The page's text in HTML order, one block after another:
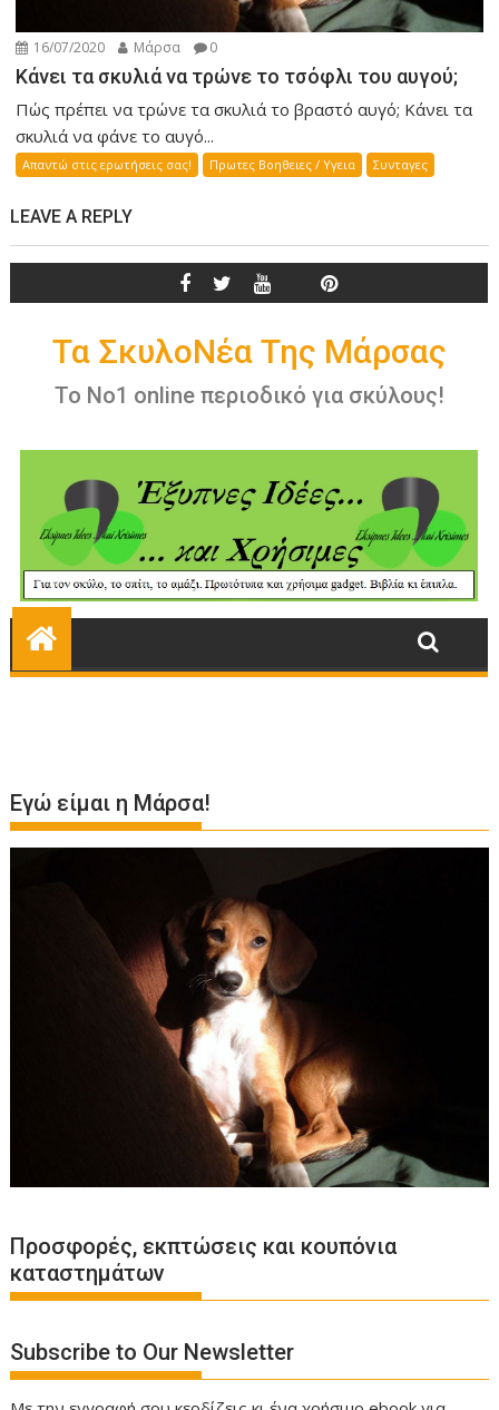
16/07/2020 Μάρσα 0
Κάνει τα σκυλιά να τρώνε το τσόφλι του αυγού;
Πώς πρέπει να τρώνε τα σκυλιά το βραστό αυγό; Κάνει τα
σκυλιά να φάνε το αυγό...
Απαντώ στις ερωτήσεις σας! Πρωτες Βοηθειες / Υγεια Συνταγες
LEAVE A REPLY
Εγώ είμαι η Μάρσα!
Προσφορές, εκπτώσεις και κουπόνια
καταστημάτων
Subscribe to Our Newsletter